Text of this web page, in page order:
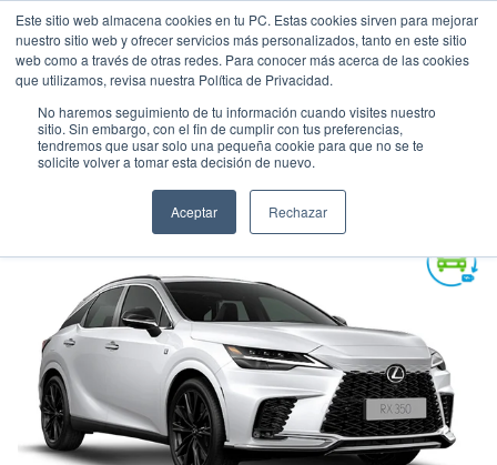
Este sitio web almacena cookies en tu PC. Estas cookies sirven para mejorar
nuestro sitio web y ofrecer servicios más personalizados, tanto en este sitio
web como a través de otras redes. Para conocer más acerca de las cookies
que utilizamos, revisa nuestra Política de Privacidad.
No haremos seguimiento de tu información cuando visites nuestro
sitio. Sin embargo, con el fin de cumplir con tus preferencias,
tendremos que usar solo una pequeña cookie para que no se te
solicite volver a tomar esta decisión de nuevo.
Aceptar Rechazar
LEXUS RX350H
HIBRIDA